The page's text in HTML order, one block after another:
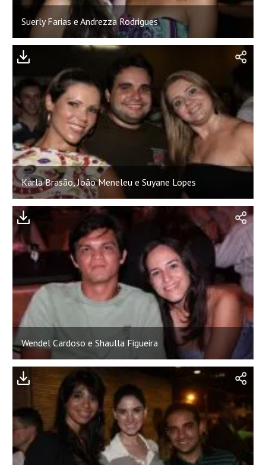
Suerly Farias e Andrezza Rodrigues
Karla Brasão, João Meneleu e Suyane Lopes
Wendel Cardoso e Shaulla Figueira